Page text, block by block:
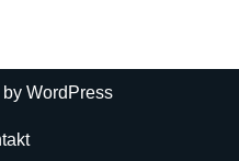
by WordPress